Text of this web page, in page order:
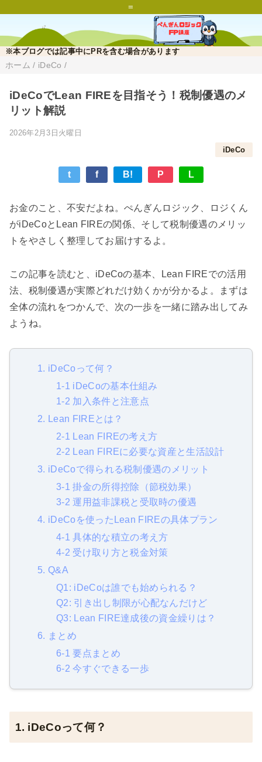
=
※本ブログでは記事中にPRを含む場合があります
ホーム / iDeCo /
iDeCoでLean FIREを目指そう！税制優遇のメ
リット解説
2026年2月3日火曜日
iDeCo
t f B! P L
お金のこと、不安だよね。ぺんぎんロジック、ロジくん
がiDeCoとLean FIREの関係、そして税制優遇のメリッ
トをやさしく整理してお届けするよ。
この記事を読むと、iDeCoの基本、Lean FIREでの活用
法、税制優遇が実際どれだけ効くかが分かるよ。まずは
全体の流れをつかんで、次の一歩を一緒に踏み出してみ
ようね。
1. iDeCoって何？
1-1 iDeCoの基本仕組み
1-2 加入条件と注意点
2. Lean FIREとは？
2-1 Lean FIREの考え方
2-2 Lean FIREに必要な資産と生活設計
3. iDeCoで得られる税制優遇のメリット
3-1 掛金の所得控除（節税効果）
3-2 運用益非課税と受取時の優遇
4. iDeCoを使ったLean FIREの具体プラン
4-1 具体的な積立の考え方
4-2 受け取り方と税金対策
5. Q&A
Q1: iDeCoは誰でも始められる？
Q2: 引き出し制限が心配なんだけど
Q3: Lean FIRE達成後の資金繰りは？
6. まとめ
6-1 要点まとめ
6-2 今すぐできる一歩
1. iDeCoって何？